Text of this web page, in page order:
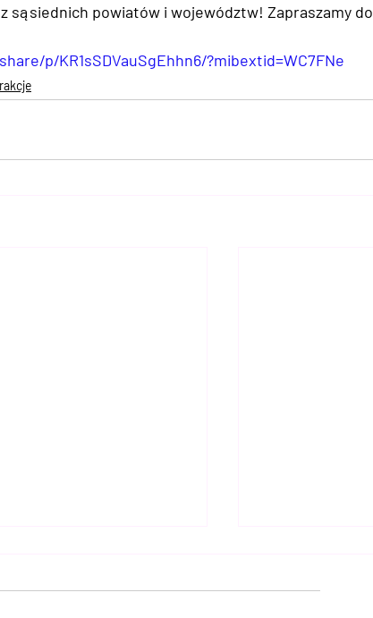
sąsiednich powiatów i województw! Zapraszamy do
p/KR1sSDVauSgEhhn6/?mibextid=WC7FNe